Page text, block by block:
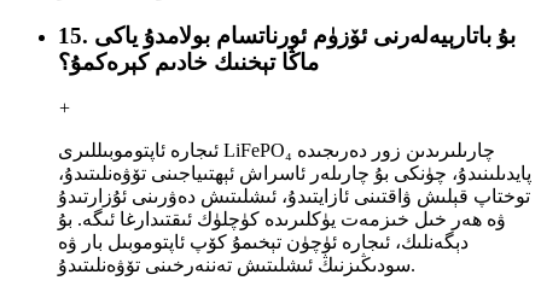
15. بۇ باتارېيەلەرنى ئۆزۈم ئورناتسام بولامدۇ ياكى
ماڭا تېخنىك خادىم كېرەكمۇ؟
+
ئىجارە ئاپتوموبىللىرى LiFePO₄ چارىلىرىدىن زور دەرىجىدە
پايدىلىنىدۇ، چۈنكى بۇ چارىلەر ئاسراش ئېھتىياجىنى تۆۋەنلىتىدۇ،
توختاپ قېلىش ۋاقتىنى ئازايتىدۇ، ئىشلىتىش دەۋرىنى ئۇزارتىدۇ
ۋە ھەر خىل خىزمەت يۈكلىرىدە كۈچلۈك ئىقتىدارغا ئىگە. بۇ
دېگەنلىك، ئىجارە ئۈچۈن تېخىمۇ كۆپ ئاپتوموبىل بار ۋە
سودىڭىزنىڭ ئىشلىتىش تەننەرخىنى تۆۋەنلىتىدۇ.